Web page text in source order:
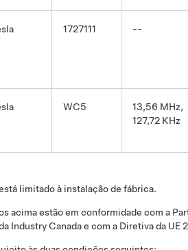
1727111 --
WC5
13,56 MHz,
127,72 KHz
limitado à instalação de fábrica.
acima estão em conformidade com a
Industry Canada e com a Diretiva da UE